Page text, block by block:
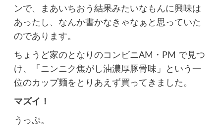
ンで、まあいちおう結果みたいなもんに興味は
あったし、なんか書かなきゃなぁと思っていた
のであります。
ちょうど家のとなりのコンビニAM・PM で見つ
け、「ニンニク焦がし油濃厚豚骨味」という一
位のカップ麺をとりあえず買ってきました。
マズイ！
うっぷ。